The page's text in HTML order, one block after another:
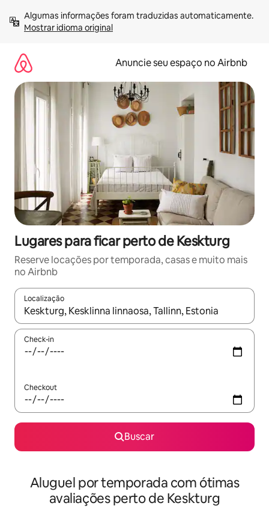
para
Mostrar idioma original
Anuncie seu espaço no Airbnb
Lugares para ficar perto de Keskturg
Reserve locações por temporada, casas e muito mais
no Airbnb
Localização
Quando os resultados estiverem disponíveis, explore-os
Check-in
Checkout
Buscar
Aluguel por temporada com ótimas
avaliações perto de Keskturg